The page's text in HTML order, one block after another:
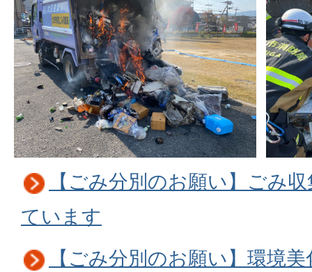
【ごみ分別のお願い】ごみ
ています
【ごみ分別のお願い】環境